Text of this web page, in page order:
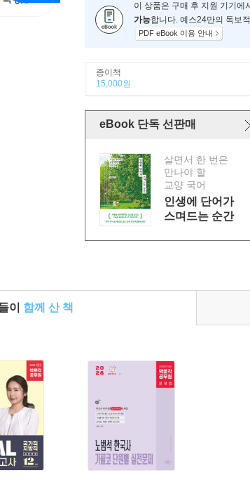
이 상품은 구매 후 지원 기기에
가능합니다. 예스24만의 독보
PDF eBook 이용 안내
종이책
15,000원
eBook 단독 선판매
살면서 한 번은
만나야 할
교양 국어
인생에 단어가
스며드는 순간
이 함께 산 책